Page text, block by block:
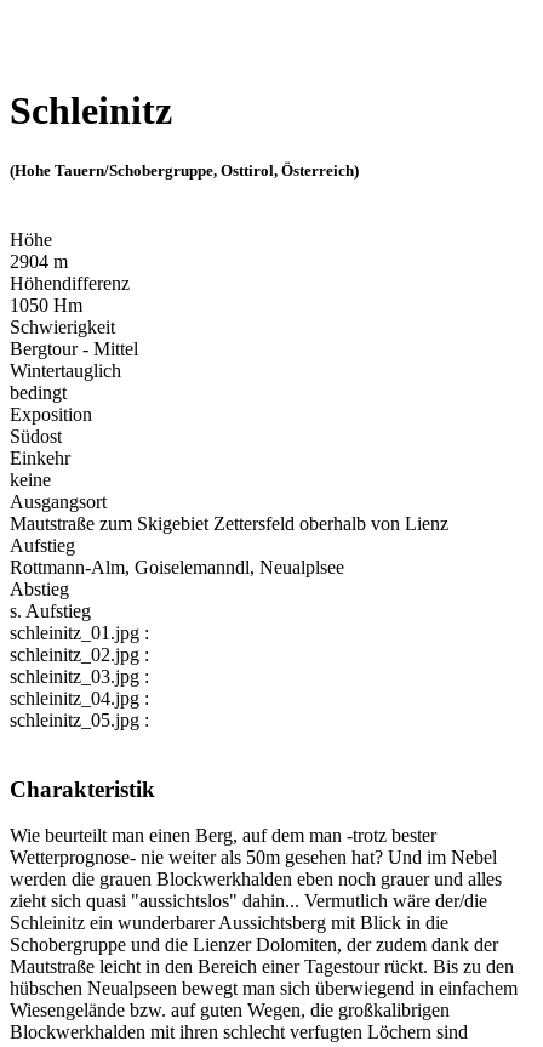
Schleinitz
(Hohe Tauern/Schobergruppe, Osttirol, Österreich)
Höhe
2904 m
Höhendifferenz
1050 Hm
Schwierigkeit
Bergtour - Mittel
Wintertauglich
bedingt
Exposition
Südost
Einkehr
keine
Ausgangsort
Mautstraße zum Skigebiet Zettersfeld oberhalb von Lienz
Aufstieg
Rottmann-Alm, Goiselemanndl, Neualplsee
Abstieg
s. Aufstieg
schleinitz_01.jpg :
schleinitz_02.jpg :
schleinitz_03.jpg :
schleinitz_04.jpg :
schleinitz_05.jpg :
Charakteristik
Wie beurteilt man einen Berg, auf dem man -trotz bester
Wetterprognose- nie weiter als 50m gesehen hat? Und im Nebel
werden die grauen Blockwerkhalden eben noch grauer und alles
zieht sich quasi "aussichtslos" dahin... Vermutlich wäre der/die
Schleinitz ein wunderbarer Aussichtsberg mit Blick in die
Schobergruppe und die Lienzer Dolomiten, der zudem dank der
Mautstraße leicht in den Bereich einer Tagestour rückt. Bis zu den
hübschen Neualpseen bewegt man sich überwiegend in einfachem
Wiesengelände bzw. auf guten Wegen, die großkalibrigen
Blockwerkhalden mit ihren schlecht verfugten Löchern sind